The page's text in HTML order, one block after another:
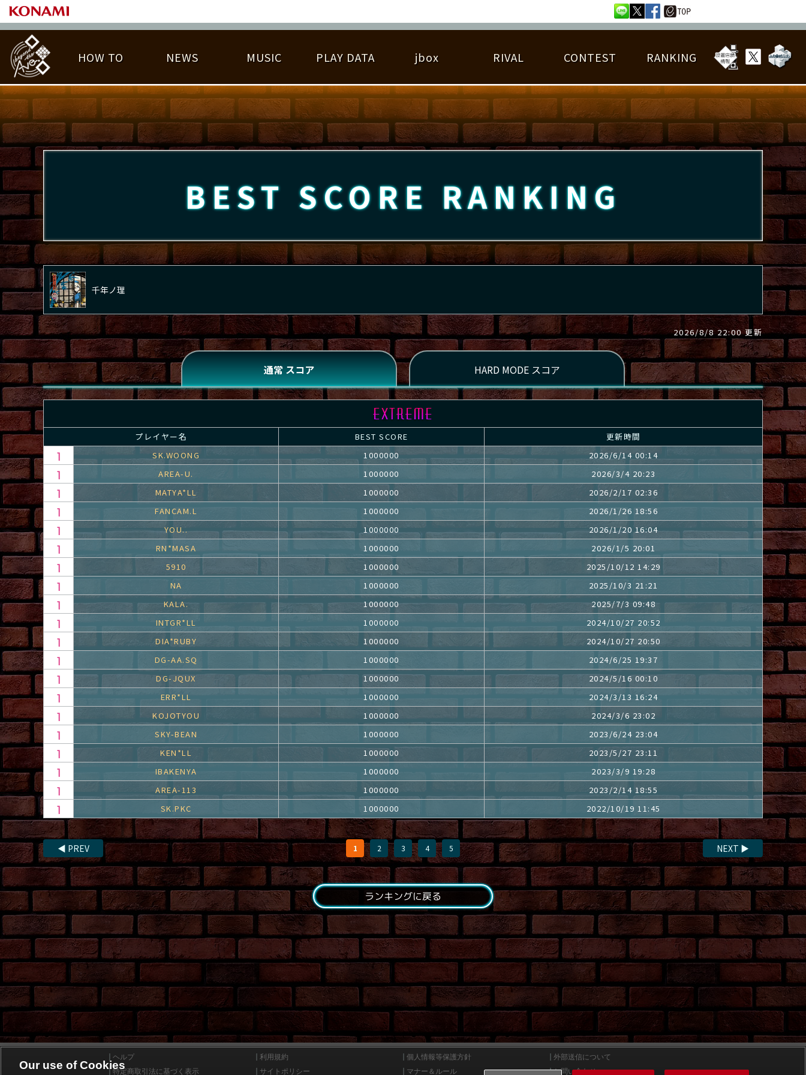
HOW TO
基本の遊び方 遊び方ガイド
NEWS MUSIC
遊べる楽曲 アーティスト紹介
PLAY DATA
PLAY DATA TOP EMBLEM ゆびベル 楽曲データ 詳細楽曲データ
称号 プレー履歴 プレーグラフ ねんごろチャレンジ EDIT譜面
jbox RIVAL
ライバル一覧 逆ライバル一覧 ライバル比較 プレーヤー検索 フレンドリスト
CONTEST
大会参加 大会開催 大会参加情報 大会とは？
RANKING
LICENSE HIT CHART ORIGINAL HIT CHART BEST SCORE RANKING TOTAL BEST SCORE RANKING
BEST SCORE RANKING
千年ノ理
2026/8/8 22:00 更新
プレイヤー名 BEST SCORE
更新時間
SK.WOONG
1000000
2026/6/14 00:14
AREA-U.
1000000
2026/3/4 20:23
MATYA*LL
1000000
2026/2/17 02:36
FANCAM.L
1000000
2026/1/26 18:56
YOU..
1000000
2026/1/20 16:04
RN*MASA
1000000
2026/1/5 20:01
5910
1000000
2025/10/12 14:29
NA
1000000
2025/10/3 21:21
KALA.
1000000
2025/7/3 09:48
INTGR*LL
1000000
2024/10/27 20:52
DIA*RUBY
1000000
2024/10/27 20:50
DG-AA.SQ
1000000
2024/6/25 19:37
DG-JQUX
1000000
2024/5/16 00:10
ERR*LL
1000000
2024/3/13 16:24
KOJOTYOU
1000000
2024/3/6 23:02
SKY-BEAN
1000000
2023/6/24 23:04
KEN*LL
1000000
2023/5/27 23:11
IBAKENYA
1000000
2023/3/9 19:28
AREA-113
1000000
2023/2/14 18:55
SK.PKC
1000000 2022/10/19 11:45
◀ PREV 1 2 3 4 5 NEXT ▶
ランキングに戻る
ヘルプ 利用規約 個人情報等保護方針
外部送信について
特定商取引法に基づく表示
サイトポリシー マナー＆ルール お問い合わせ
Our use of Cookies